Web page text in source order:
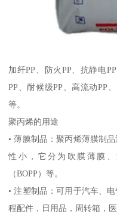
加纤PP 、防火 PP 、抗静电PP
PP 、耐候级PP 、高流动PP
等。
聚丙烯的用途
•薄膜制品：聚丙烯薄膜制
性小，它分为吹膜薄膜
（BOPP ）等。
•注塑制品：可用于汽车、
程配件，日用品，周转箱，